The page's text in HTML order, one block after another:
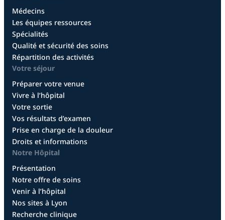
Médecins
Les équipes ressources
Spécialités
Qualité et sécurité des soins
Répartition des activités
Votre séjour
Préparer votre venue
Vivre à l’hôpital
Votre sortie
Vos résultats d’examen
Prise en charge de la douleur
Droits et informations
Notre Hôpital
Présentation
Notre offre de soins
Venir à l’hôpital
Nos sites à Lyon
Recherche clinique